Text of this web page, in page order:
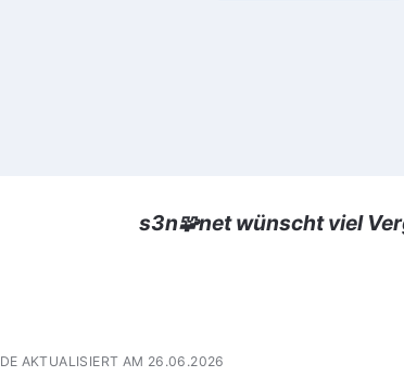
s3n🧩net wünscht viel
AKTUALISIERT AM 26.06.2026